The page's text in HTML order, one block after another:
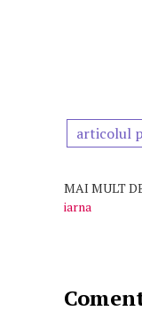
articolul
MAI MULT
iarna